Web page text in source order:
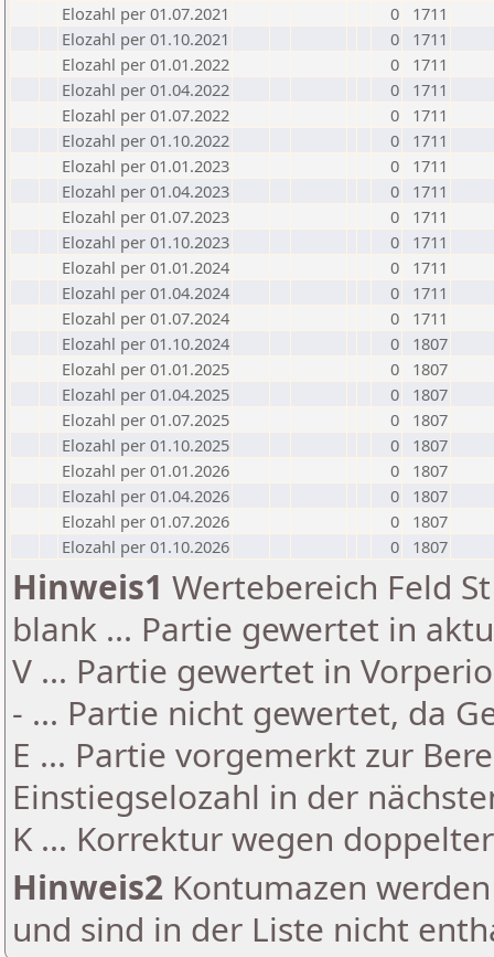
Elozahl per 01.07.2021
0
1711
Elozahl per 01.10.2021
0
1711
Elozahl per 01.01.2022
0
1711
Elozahl per 01.04.2022
0
1711
Elozahl per 01.07.2022
0
1711
Elozahl per 01.10.2022
0
1711
Elozahl per 01.01.2023
0
1711
Elozahl per 01.04.2023
0
1711
Elozahl per 01.07.2023
0
1711
Elozahl per 01.10.2023
0
1711
Elozahl per 01.01.2024
0
1711
Elozahl per 01.04.2024
0
1711
Elozahl per 01.07.2024
0
1711
Elozahl per 01.10.2024
0
1807
Elozahl per 01.01.2025
0
1807
Elozahl per 01.04.2025
0
1807
Elozahl per 01.07.2025
0
1807
Elozahl per 01.10.2025
0
1807
Elozahl per 01.01.2026
0
1807
Elozahl per 01.04.2026
0
1807
Elozahl per 01.07.2026
0
1807
Elozahl per 01.10.2026
0 1807
Hinweis1 Wertebereich Feld
blank ... Partie gewertet in
V ... Partie gewertet in
- ... Partie nicht gewertet, da
E ... Partie vorgemerkt zur
Einstiegselozahl in der
K ... Korrektur wegen
Hinweis2 Kontumazen
und sind in der Liste nicht